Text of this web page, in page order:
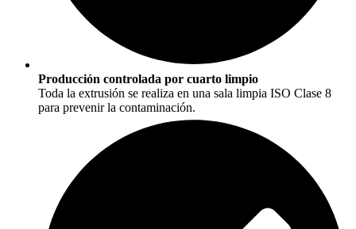
Producción controlada por cuarto limpio
Toda la extrusión se realiza en una sala limpia ISO Clase 8
para prevenir la contaminación.